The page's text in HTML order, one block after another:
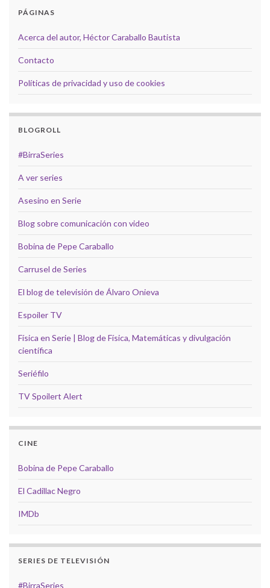
PÁGINAS
Acerca del autor, Héctor Caraballo Bautista
Contacto
Políticas de privacidad y uso de cookies
BLOGROLL
#BirraSeries
A ver series
Asesino en Serie
Blog sobre comunicación con video
Bobina de Pepe Caraballo
Carrusel de Series
El blog de televisión de Álvaro Onieva
Espoiler TV
Física en Serie | Blog de Física, Matemáticas y divulgación
científica
Seriéfilo
TV Spoilert Alert
CINE
Bobina de Pepe Caraballo
El Cadillac Negro
IMDb
SERIES DE TELEVISIÓN
#BirraSeries